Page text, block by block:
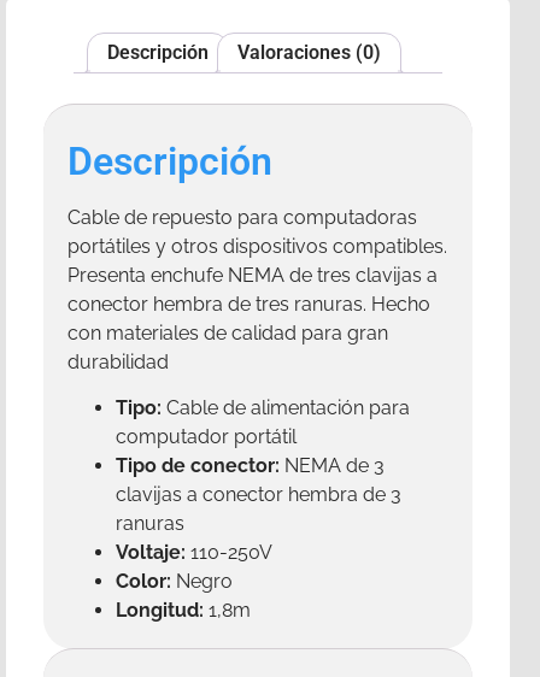
Descripción Valoraciones (0)
Descripción
Cable de repuesto para computadoras
portátiles y otros dispositivos compatibles.
Presenta enchufe NEMA de tres clavijas a
conector hembra de tres ranuras. Hecho
con materiales de calidad para gran
durabilidad
Tipo: Cable de alimentación para
computador portátil
Tipo de conector: NEMA de 3
clavijas a conector hembra de 3
ranuras
Voltaje: 110-250V
Color: Negro
Longitud: 1,8m